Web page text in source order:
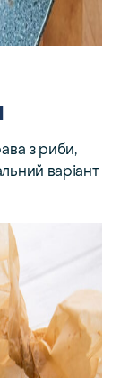
з риби,
варіант